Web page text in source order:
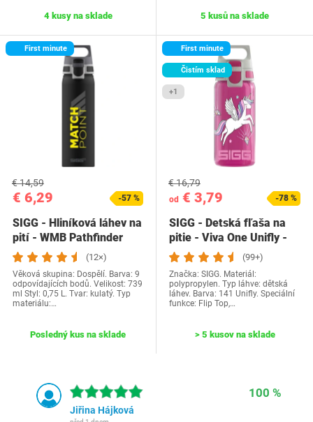
4 kusy na sklade 5 kusů na sklade
First minute
€ 6,29
€ 14,59
-57 %
SIGG - Hliníková láhev na
pití - WMB Pathfinder
Match Point…
(12×)
Věková skupina: Dospělí. Barva: 9
odpovídajících bodů. Velikost: 739
ml Styl: 0,75 L. Tvar: kulatý. Typ
materiálu:…
Posledný kus na sklade
First minute
Čistím sklad
+1
od € 3,79
€ 16,79
-78 %
SIGG - Detská fľaša na
pitie - Viva One Unifly -
Vhodné pre…
(99+)
Značka: SIGG. Materiál:
polypropylen. Typ láhve: dětská
láhev. Barva: 141 Unifly. Speciální
funkce: Flip Top,…
> 5 kusov na sklade
100 %
Jiřina Hájková